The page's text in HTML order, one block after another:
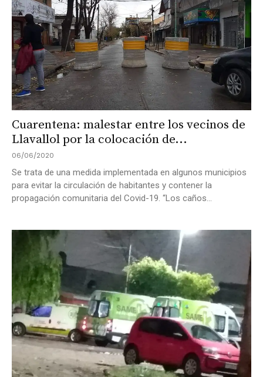
Cuarentena: malestar entre los vecinos de
Llavallol por la colocación de...
06/06/2020
Se trata de una medida implementada en algunos municipios
para evitar la circulación de habitantes y contener la
propagación comunitaria del Covid-19. “Los caños...